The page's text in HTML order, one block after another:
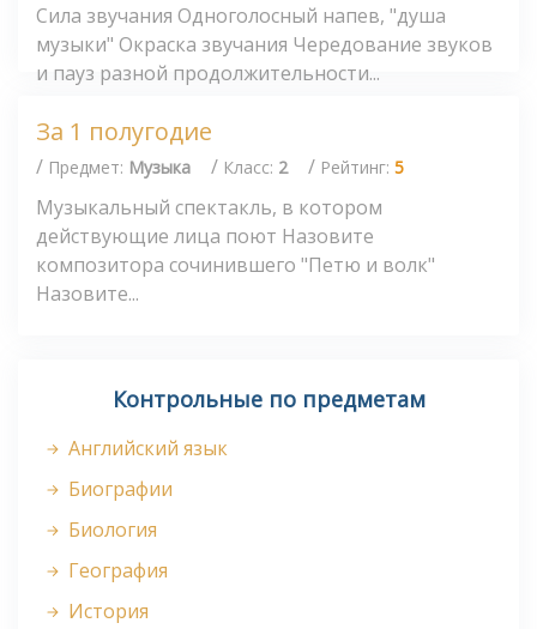
Сила звучания Одноголосный напев, "душа
музыки" Окраска звучания Чередование звуков
и пауз разной продолжительности...
За 1 полугодие
/ Предмет: Музыка / Класс: 2 / Рейтинг: 5
Музыкальный спектакль, в котором
действующие лица поют Назовите
композитора сочинившего "Петю и волк"
Назовите...
Контрольные по предметам
Английский язык
Биографии
Биология
География
История